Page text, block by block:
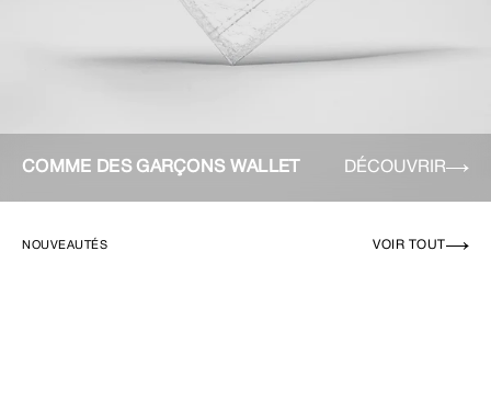
COMME DES GARÇONS WALLET DÉCOUVRIR
NOUVEAUTÉS VOIR TOUT